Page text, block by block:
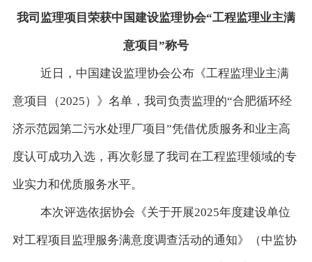
我司监理项目荣获中国建设监理协会“工程监理业主满
意项目”称号
近日，中国建设监理协会公布《工程监理业主满
意项目（2025）》名单，我司负责监理的“合肥循环经
济示范园第二污水处理厂项目”凭借优质服务和业主高
度认可成功入选，再次彰显了我司在工程监理领域的专
业实力和优质服务水平。
本次评选依据协会《关于开展2025年度建设单位
对工程项目监理服务满意度调查活动的通知》（中监协